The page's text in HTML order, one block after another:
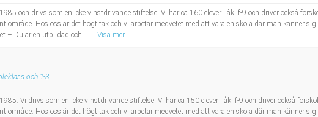
och drivs som en icke vinstdrivande stiftelse. Vi har ca 160 elever i åk. f-9 och driver också
Hos oss är det högt tak och vi arbetar medvetet med att vara en skola där man känner sig
– Du är en utbildad och ...
Visa mer
och 1-3
Vi drivs som en icke vinstdrivande stiftelse. Vi har ca 150 elever i åk. f-9 och driver också
Hos oss är det högt tak och vi arbetar medvetet med att vara en skola där man känner sig